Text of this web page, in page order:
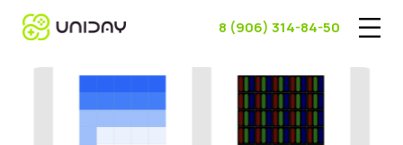
8 (906) 314-84-50